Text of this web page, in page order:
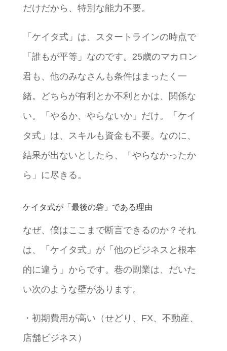
だけだから、特別な能力不要。
「ケイタ式」は、スタートラインの時点で
「誰もが平等」なのです。25歳のマカロン
君も、他のみなさんも条件はまったく一
緒。どちらが有利とか不利とかは、関係な
い。「やるか、やらないか」だけ。「ケイ
タ式」は、スキルも資金も不要。なのに、
結果が出ないとしたら、「やらなかったか
ら」に尽きる。
ケイタ式が「最後の砦」である理由
なぜ、僕はここまで断言できるのか？それ
は、「ケイタ式」が「他のビジネスと根本
的に違う」からです。巷の副業は、だいた
い次のような壁があります。
・初期費用が高い（せどり、FX、不動産、
店舗ビジネス）